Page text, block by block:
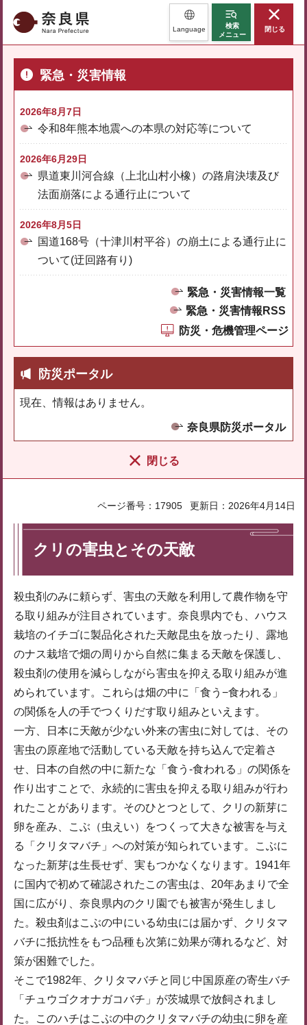
奈良県 Language
検索
メニュー
閉じる
緊急・災害情報
2026年8月7日
令和8年熊本地震への本県の対応等について
2026年6月29日
県道東川河合線（上北山村小橡）の路肩決壊及び
法面崩落による通行止について
2026年8月5日
国道168号（十津川村平谷）の崩土による通行止に
ついて(迂回路有り)
緊急・災害情報一覧
緊急・災害情報RSS
防災・危機管理ページ
防災ポータル
現在、情報はありません。
奈良県防災ポータル
閉じる
ページ番号：17905 更新日：2026年4月14日
クリの害虫とその天敵
殺虫剤のみに頼らず、害虫の天敵を利用して農作物を守
る取り組みが注目されています。奈良県内でも、ハウス
栽培のイチゴに製品化された天敵昆虫を放ったり、露地
のナス栽培で畑の周りから自然に集まる天敵を保護し、
殺虫剤の使用を減らしながら害虫を抑える取り組みが進
められています。これらは畑の中に「食う−食われる」
の関係を人の手でつくりだす取り組みといえます。
一方、日本に天敵が少ない外来の害虫に対しては、その
害虫の原産地で活動している天敵を持ち込んで定着さ
せ、日本の自然の中に新たな「食う-食われる」の関係を
作り出すことで、永続的に害虫を抑える取り組みが行わ
れたことがあります。そのひとつとして、クリの新芽に
卵を産み、こぶ（虫えい）をつくって大きな被害を与え
る「クリタマバチ」への対策が知られています。こぶに
なった新芽は生長せず、実もつかなくなります。1941年
に国内で初めて確認されたこの害虫は、20年あまりで全
国に広がり、奈良県内のクリ園でも被害が発生しまし
た。殺虫剤はこぶの中にいる幼虫には届かず、クリタマ
バチに抵抗性をもつ品種も次第に効果が薄れるなど、対
策が困難でした。
そこで1982年、クリタマバチと同じ中国原産の寄生バチ
「チュウゴクオナガコバチ」が茨城県で放飼されまし
た。このハチはこぶの中のクリタマバチの幼虫に卵を産